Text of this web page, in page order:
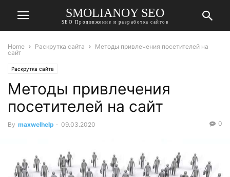
SMOLIANOY SEO
SEO Продвижение и разработка сайтов
Home Раскрутка сайта
Методы привлечения посетителей на
сайт
Раскрутка сайта
Методы привлечения
посетителей на сайт
By maxwelhelp - 09.03.2020 0